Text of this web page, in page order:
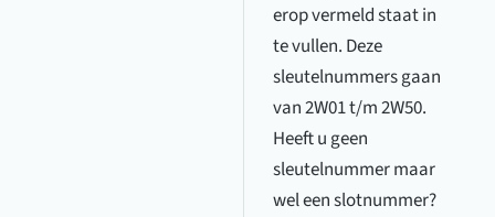
erop vermeld staat in
te vullen. Deze
sleutelnummers gaan
van 2W01 t/m 2W50.
Heeft u geen
sleutelnummer maar
wel een slotnummer?